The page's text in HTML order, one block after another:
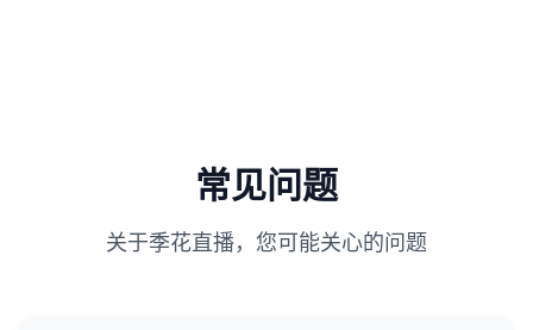
常见问题
关于季花直播，您可能关心的问题